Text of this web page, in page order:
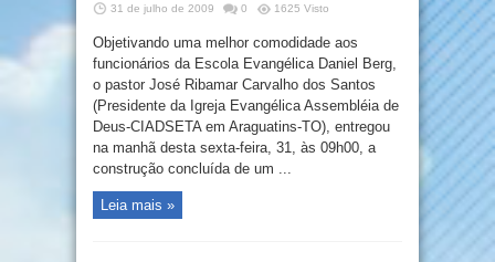
31 de julho de 2009 0 1625 Visto
Objetivando uma melhor comodidade aos
funcionários da Escola Evangélica Daniel Berg,
o pastor José Ribamar Carvalho dos Santos
(Presidente da Igreja Evangélica Assembléia de
Deus-CIADSETA em Araguatins-TO), entregou
na manhã desta sexta-feira, 31, às 09h00, a
construção concluída de um ...
Leia mais »